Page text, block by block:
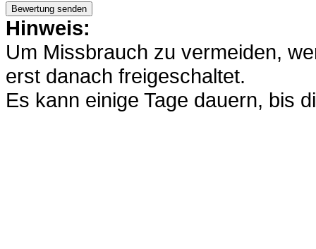
Hinweis:
Um Missbrauch zu vermeiden,
erst danach freigeschaltet.
Es kann einige Tage dauern, bis